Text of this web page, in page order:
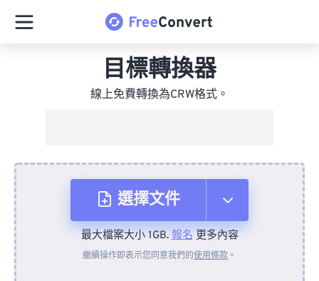
目標轉換器
線上免費轉換為CRW格式。
選擇文件
來自裝置
最大檔案大小 1GB.報名更多內容
繼續操作即表示您同意我們的使用條款 。